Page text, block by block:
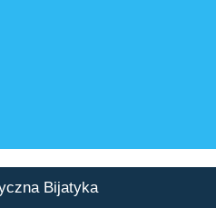
Bijatyka